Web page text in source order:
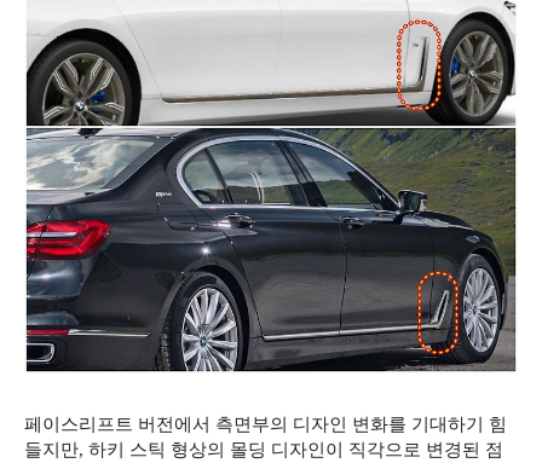
페이스리프트 버전에서 측면부의 디자인 변화를 기대하기 힘
들지만, 하키 스틱 형상의 몰딩 디자인이 직각으로 변경된 점